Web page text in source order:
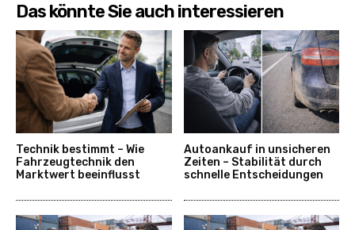
Das könnte Sie auch interessieren
Technik bestimmt – Wie
Fahrzeugtechnik den
Marktwert beeinflusst
Autoankauf in unsicheren
Zeiten – Stabilität durch
schnelle Entscheidungen